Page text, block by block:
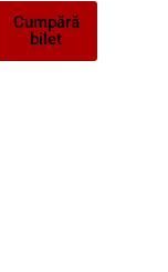
Cumpără
bilet